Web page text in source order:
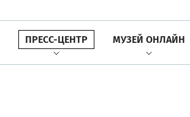
ПРЕСС-ЦЕНТР МУЗЕЙ ОНЛАЙН